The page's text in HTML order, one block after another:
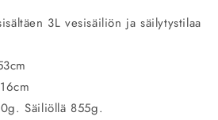
3L vesisäiliön ja säilytystilaa
Säiliöllä 855g.